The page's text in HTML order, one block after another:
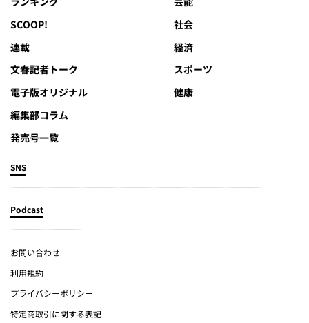
SCOOP!
連載
文春記者トーク
電子版オリジナル
編集部コラム
発売号一覧
社会
経済
スポーツ
健康
SNS
Podcast
お問い合わせ
利用規約
プライバシーポリシー
特定商取引に関する表記